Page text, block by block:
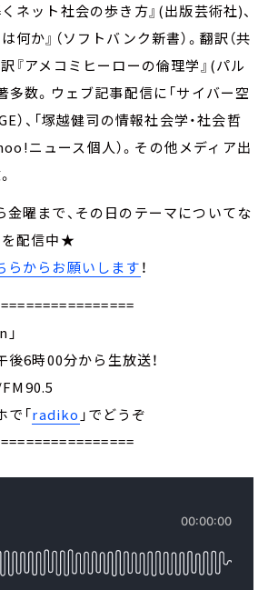
ネット社会の歩き方』(出版芸術社)、
何か』（ソフトバンク新書）。翻訳（共
『アメコミヒーローの倫理学』(パル
多数。ウェブ記事配信に「サイバー空
）、「塚越健司の情報社会学・社会哲
ニュース個人）。その他メディア出
曜まで、その日のテーマについてな
を配信中★
らからお願いします！
6時00分から生放送！
「radiko 」でどうぞ